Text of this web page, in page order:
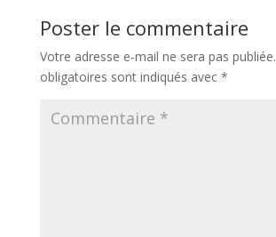
Poster le commentaire
Votre adresse e-mail ne sera pas publiée.
obligatoires sont indiqués avec *